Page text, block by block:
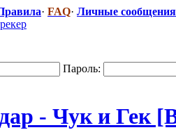
· FAQ· Личные сообщения
Пароль:
- Чук и Гек